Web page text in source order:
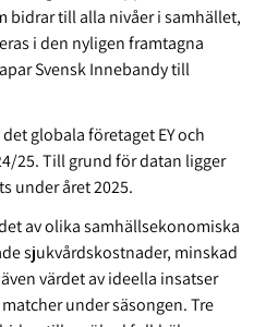
bidrar till alla nivåer i samhället,
i den nyligen framtagna
Svensk Innebandy till
globala företaget EY och
25. Till grund för datan ligger
under året 2025.
av olika samhällsekonomiska
sjukvårdskostnader, minskad
värdet av ideella insatser
under säsongen. Tre